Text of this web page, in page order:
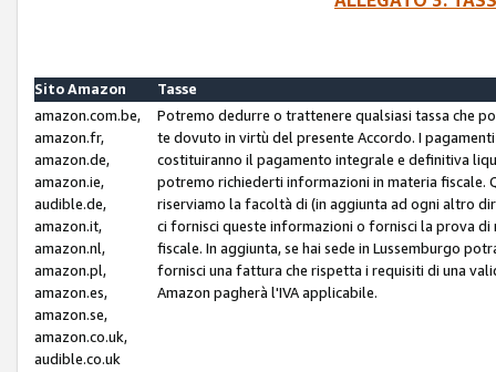
Sito Amazon
Tasse
amazon.com.be,
amazon.fr,
amazon.de,
amazon.ie,
audible.de,
amazon.it,
amazon.nl,
amazon.pl,
amazon.es,
amazon.se,
amazon.co.uk,
audible.co.uk
Potremo dedurre o trattenere qualsiasi tassa che
te dovuto in virtù del presente Accordo. I
costituiranno il pagamento integrale e definitiva
potremo richiederti informazioni in materia fiscale.
riserviamo la facoltà di (in aggiunta ad ogni altro
ci fornisci queste informazioni o fornisci la prova
fiscale. In aggiunta, se hai sede in Lussemburgo
fornisci una fattura che rispetta i requisiti di una
Amazon pagherà l'IVA applicabile.